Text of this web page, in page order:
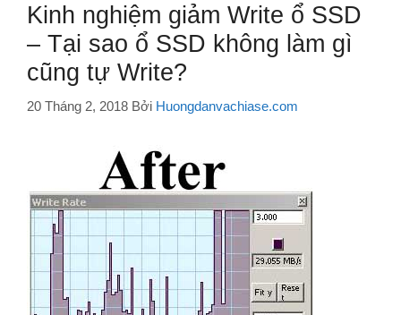
Kinh nghiệm giảm Write ổ SSD
– Tại sao ổ SSD không làm gì
cũng tự Write?
20 Tháng 2, 2018 Bởi Huongdanvachiase.com